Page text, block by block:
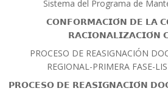
Sistema del Programa de
𝗖𝗢𝗡𝗙𝗢𝗥𝗠𝗔𝗖𝗜𝗢́𝗡 𝗗𝗘 𝗟𝗔
𝗥𝗔𝗖𝗜𝗢𝗡𝗔𝗟𝗜𝗭𝗔𝗖𝗜𝗢́𝗡
PROCESO DE REASIGNACIÓN
REGIONAL-PRIMERA FASE-
𝗣𝗥𝗢𝗖𝗘𝗦𝗢 𝗗𝗘 𝗥𝗘𝗔𝗦𝗜𝗚𝗡𝗔𝗖𝗜𝗢́𝗡